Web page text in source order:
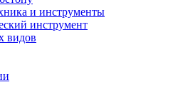
и инструменты
инструмент
видов